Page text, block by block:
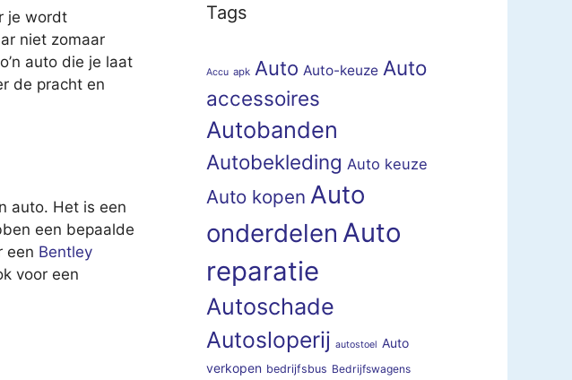
je wordt
niet zomaar
auto die je laat
de pracht en
auto. Het is een
een bepaalde
een Bentley
voor een
Tags
Accu apk Auto Auto-keuze Auto
accessoires
Autobanden
Autobekleding Auto keuze
Auto kopen Auto
onderdelen Auto
reparatie
Autoschade
Autosloperij autostoel Auto
verkopen bedrijfsbus Bedrijfswagens